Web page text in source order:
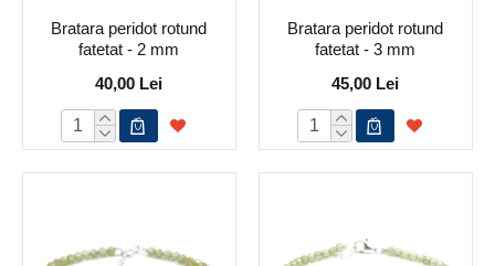
Bratara peridot rotund
fatetat - 2 mm
40,00 Lei
Bratara peridot rotund
fatetat - 3 mm
45,00 Lei